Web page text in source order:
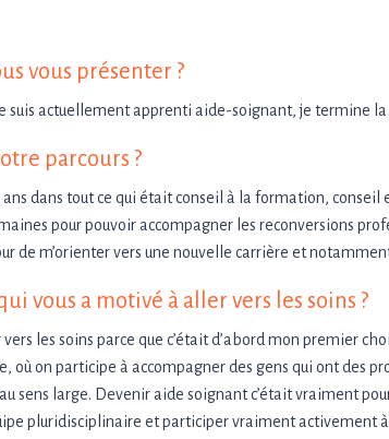
vous présenter ?
suis actuellement apprenti aide-soignant, je termine
parcours ?
ans dans tout ce qui était conseil à la formation,
pour pouvoir accompagner les reconversions
de m’orienter vers une nouvelle carrière et
vous a motivé à aller vers les soins ?
vers les soins parce que c’était d’abord mon premier
où on participe à accompagner des gens qui ont des
sens large. Devenir aide soignant c’était vraiment
pluridisciplinaire et participer vraiment activement à